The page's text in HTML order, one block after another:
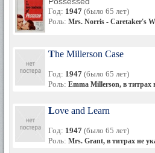
Год: 1947 (было 65 лет)
Роль: Mrs. Norris - Caretaker's
The Millerson Case
Год: 1947 (было 65 лет)
Роль: Emma Millerson, в титрах
Love and Learn
Год: 1947 (было 65 лет)
Роль: Mrs. Grant, в титрах не